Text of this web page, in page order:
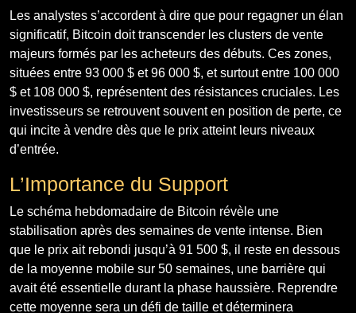
Les analystes s’accordent à dire que pour regagner un élan
significatif, Bitcoin doit transcender les clusters de vente
majeurs formés par les acheteurs des débuts. Ces zones,
situées entre 93 000 $ et 96 000 $, et surtout entre 100 000
$ et 108 000 $, représentent des résistances cruciales. Les
investisseurs se retrouvent souvent en position de perte, ce
qui incite à vendre dès que le prix atteint leurs niveaux
d’entrée.
L’Importance du Support
Le schéma hebdomadaire de Bitcoin révèle une
stabilisation après des semaines de vente intense. Bien
que le prix ait rebondi jusqu’à 91 500 $, il reste en dessous
de la moyenne mobile sur 50 semaines, une barrière qui
avait été essentielle durant la phase haussière. Reprendre
cette moyenne sera un défi de taille et déterminera